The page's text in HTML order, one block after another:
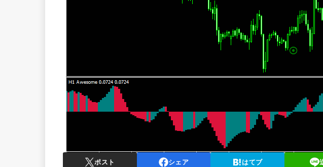
ポスト シェア はてブ